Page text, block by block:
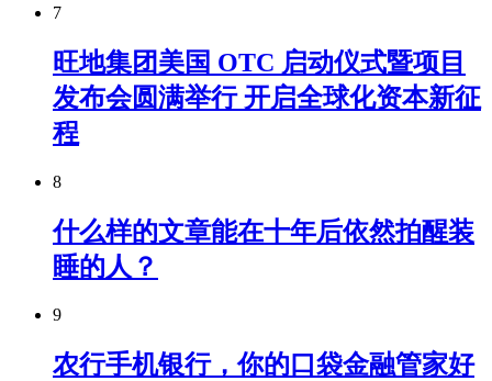
7
旺地集团美国 OTC 启动仪式暨项目
发布会圆满举行 开启全球化资本新征
程
8
什么样的文章能在十年后依然拍醒装
睡的人？
9
农行手机银行，你的口袋金融管家好